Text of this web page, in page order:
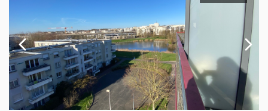
Biens vendus
L'agence
Contact